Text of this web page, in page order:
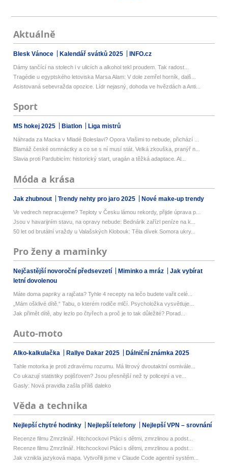
Aktuálně
Blesk Vánoce Kalendář svátků 2025 INFO.cz
Dámy tančící na stolech i v ulicích a alkohol tekl proudem. Tak radost...
Tragédie u egyptského letoviska Marsa Alam: V dole zemřel horník, dalš...
Asistovaná sebevražda opozice. Lídr nejasný, dohoda ve hvězdách a Anti...
Sport
MS hokej 2025 Biatlon Liga mistrů
Náhrada za Macka v Mladé Boleslavi? Opora Vlašimi to nebude, přichází ...
Blamáž české osmnáctky a co se s ní musí stát. Velká zkouška, pranýř n...
Slavia proti Pardubicím: historický start, uragán a těžká adaptace. Al...
Móda a krása
Jak zhubnout Trendy nehty pro jaro 2025 Nové make-up trendy
Ve vedrech nepracujeme? Teploty v Česku lámou rekordy, přijde úprava p...
Jsou v havarijním stavu, na opravy nebude: Bednárik zařízl peníze na k...
50 let od brutální vraždy u Valašských Klobouk: Těla dívek Somora ukry...
Pro ženy a maminky
Nejčastější novoroční předsevzetí Miminko a mráz
Jak vybírat
letní dovolenou
Máte doma papriky a rajčata? Tyhle 4 recepty na lečo budete vařit celé...
„Mám ošklivé dítě.“ Tabu, o kterém rodiče mlčí. Psycholožka vysvětluje...
Jak přimět dítě, aby lezlo po čtyřech a proč je to tak důležité? Porad...
Auto-moto
Alko-kalkulačka Rallye Dakar 2025 Dálniční známka 2025
Tahle motorka je proti zdravému rozumu. Má litrový dvoutaktní osmivále...
Co ukazují statistiky pojišťoven? Jsou přesnější než ty policejní a ve...
Gasly: Nová pravidla zašla příliš daleko
Věda a technika
Nejlepší chytré hodinky Nejlepší telefony Nejlepší VPN – srovnání
Recenze filmu Zmrzlinář. Hitchcockovi Ptáci s dětmi, zmrzlinou a podst...
Recenze filmu Zmrzlinář. Hitchcockovi Ptáci s dětmi, zmrzlinou a podst...
Jak vznikla jazyková mapa. Vytvořili jsme v Claude Code agentní systém...